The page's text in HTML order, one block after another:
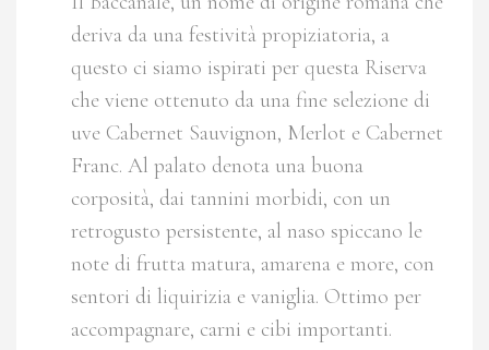
deriva da una festività propiziatoria, a
questo ci siamo ispirati per questa Riserva
che viene ottenuto da una fine selezione di
uve Cabernet Sauvignon, Merlot e Cabernet
Franc. Al palato denota una buona
corposità, dai tannini morbidi, con un
retrogusto persistente, al naso spiccano le
note di frutta matura, amarena e more, con
sentori di liquirizia e vaniglia. Ottimo per
accompagnare, carni e cibi importanti.